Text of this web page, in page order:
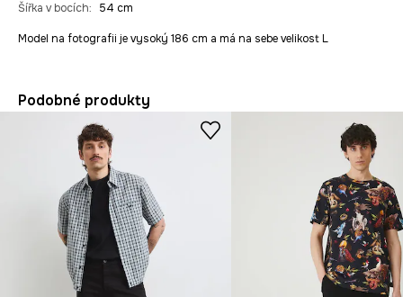
Šířka v bocích: 54 cm
Model na fotografii je vysoký 186 cm a má na sebe velikost L
Podobné produkty